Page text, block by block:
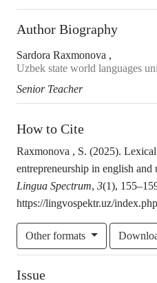
Author Biography
Sardora Raxmonova ,
Uzbek state world languages
Senior Teacher
How to Cite
Raxmonova , S. (2025).
entrepreneurship in english and
Lingua Spectrum, 3(1),
https://lingvospektr.uz/
Other formats
Issue